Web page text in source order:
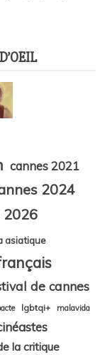
cannes 2021
2024
2026
asiatique
de cannes
lgbtqi+ malavida
la critique